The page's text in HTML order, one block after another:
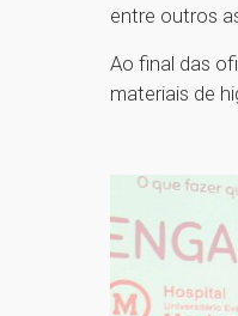
entre outros
Ao final das
materiais de